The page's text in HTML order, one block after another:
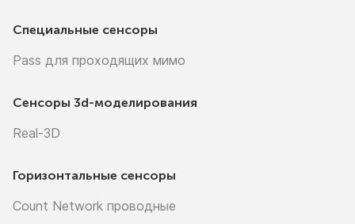
Специальные сенсоры
Pass для проходящих мимо
Сенсоры 3d-моделирования
Real-3D
Горизонтальные сенсоры
Count Network проводные